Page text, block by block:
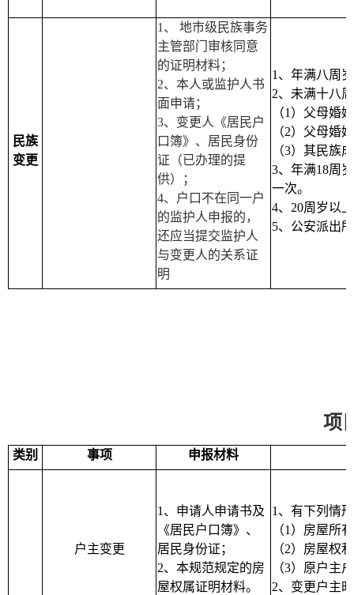
民族
变更
1 、 地市级民族事务
主管部门审核同意
的证明材料；
2、本人或监护人书
面申请；
3、变更人《居民户
口簿》、居民身份
证（已办理的提
供）；
4、户口不在同一户
的监护人申报的，
还应当提交监护人
与变更人的关系证
明
1 、年满八周
2、未满十八
（1 ）父母婚
（2）父母婚
（3）其民族
3、年满18周
一次。
4、 20周岁以
5、公安派出
项
类别 事项 申报材料
户主变更
1 、申请人申请书及
《居民户口簿》、
居民身份证；
2、本规范规定的房
屋权属证明材料。
1 、有下列情
（1 ）房屋所
（2）房屋权
（3）原户主
2、变更户主